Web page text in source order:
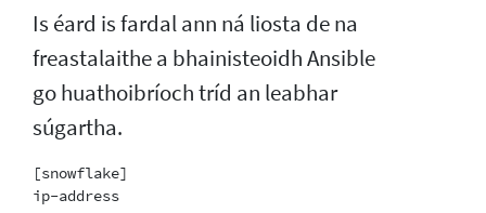
Is éard is fardal ann ná liosta de na
freastalaithe a bhainisteoidh Ansible
go huathoibríoch tríd an leabhar
súgartha.
[snowflake]